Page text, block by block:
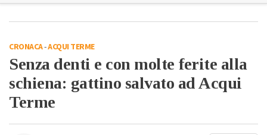
CRONACA-ACQUI TERME
Senza denti e con molte ferite alla
schiena: gattino salvato ad Acqui
Terme